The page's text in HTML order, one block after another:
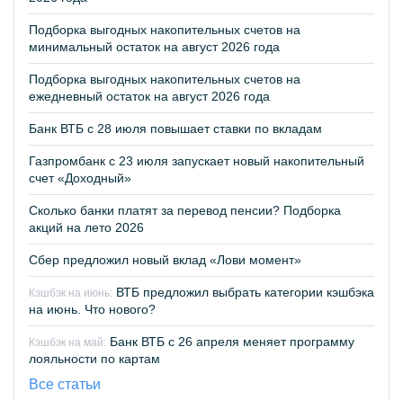
Подборка выгодных накопительных счетов на
минимальный остаток на август 2026 года
Подборка выгодных накопительных счетов на
ежедневный остаток на август 2026 года
Банк ВТБ с 28 июля повышает ставки по вкладам
Газпромбанк с 23 июля запускает новый накопительный
счет «Доходный»
Сколько банки платят за перевод пенсии? Подборка
акций на лето 2026
Сбер предложил новый вклад «Лови момент»
Кэшбэк на июнь: ВТБ предложил выбрать категории кэшбэка
на июнь. Что нового?
Кэшбэк на май: Банк ВТБ с 26 апреля меняет программу
лояльности по картам
Все статьи